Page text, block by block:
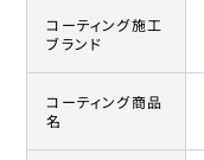
コーティング施工
ブランド
コーティング商品
名